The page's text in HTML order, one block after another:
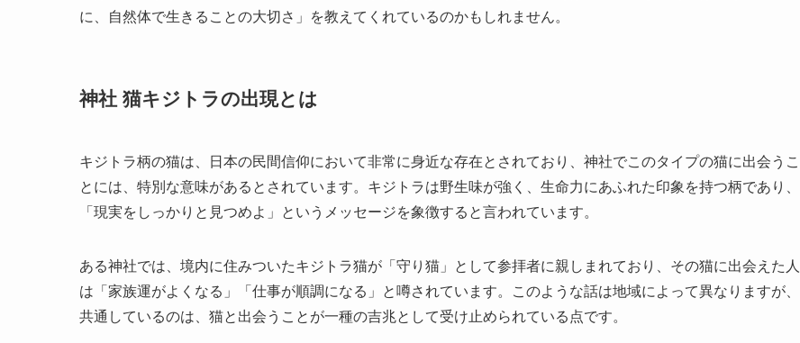
に、自然体で生きることの大切さ」を教えてくれているのかもしれません。
神社 猫キジトラの出現とは
キジトラ柄の猫は、日本の民間信仰において非常に身近な存在とされており、神社でこのタイプの猫に出会うこ
とには、特別な意味があるとされています。キジトラは野生味が強く、生命力にあふれた印象を持つ柄であり、
「現実をしっかりと見つめよ」というメッセージを象徴すると言われています。
ある神社では、境内に住みついたキジトラ猫が「守り猫」として参拝者に親しまれており、その猫に出会えた人
は「家族運がよくなる」「仕事が順調になる」と噂されています。このような話は地域によって異なりますが、
共通しているのは、猫と出会うことが一種の吉兆として受け止められている点です。